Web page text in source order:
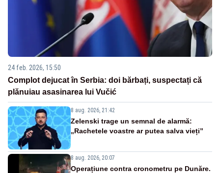
24 feb. 2026, 15:50
Complot dejucat în Serbia: doi bărbați, suspectați că
plănuiau asasinarea lui Vučić
8 aug. 2026, 21:42
Zelenski trage un semnal de alarmă:
„Rachetele voastre ar putea salva vieți”
8 aug. 2026, 20:07
Operațiune contra cronometru pe Dunăre.